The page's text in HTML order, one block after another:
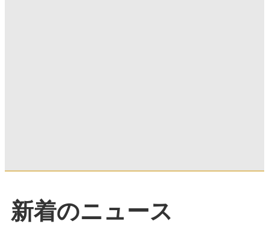
新着のニュース